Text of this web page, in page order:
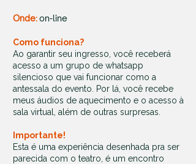
Onde:on-line
Como funciona?
Ao garantir seu ingresso, você receberá
acesso a um grupo de whatsapp
silencioso que vai funcionar como a
antessala do evento. Por lá, você recebe
meus áudios de aquecimento e o acesso à
sala virtual, além de outras surpresas.
Importante!
Esta é uma experiência desenhada pra ser
parecida com o teatro, é um encontro